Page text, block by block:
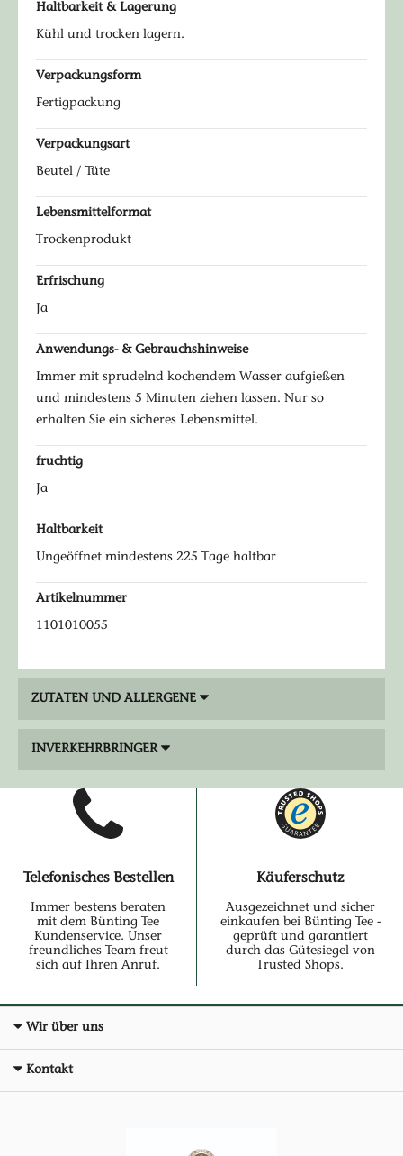
Haltbarkeit & Lagerung
Kühl und trocken lagern.
Verpackungsform
Fertigpackung
Verpackungsart
Beutel / Tüte
Lebensmittelformat
Trockenprodukt
Erfrischung
Ja
Anwendungs- & Gebrauchshinweise
Immer mit sprudelnd kochendem Wasser aufgießen
und mindestens 5 Minuten ziehen lassen. Nur so
erhalten Sie ein sicheres Lebensmittel.
fruchtig
Ja
Haltbarkeit
Ungeöffnet mindestens 225 Tage haltbar
Artikelnummer
1101010055
ZUTATEN UND ALLERGENE
INVERKEHRBRINGER
Telefonisches Bestellen
Immer bestens beraten
mit dem Bünting Tee
Kundenservice. Unser
freundliches Team freut
sich auf Ihren Anruf.
Käuferschutz
Ausgezeichnet und sicher
einkaufen bei Bünting Tee -
geprüft und garantiert
durch das Gütesiegel von
Trusted Shops.
Wir über uns
Kontakt